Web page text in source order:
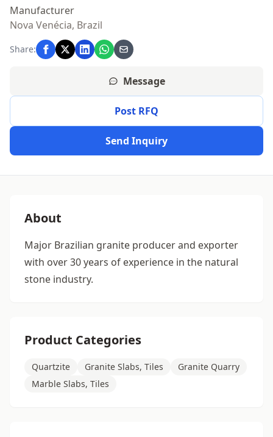
Manufacturer
Nova Venécia, Brazil
Share:
Message
Post RFQ
Send Inquiry
About
Major Brazilian granite producer and exporter
with over 30 years of experience in the natural
stone industry.
Product Categories
Quartzite Granite Slabs, Tiles
Granite Quarry
Marble Slabs, Tiles